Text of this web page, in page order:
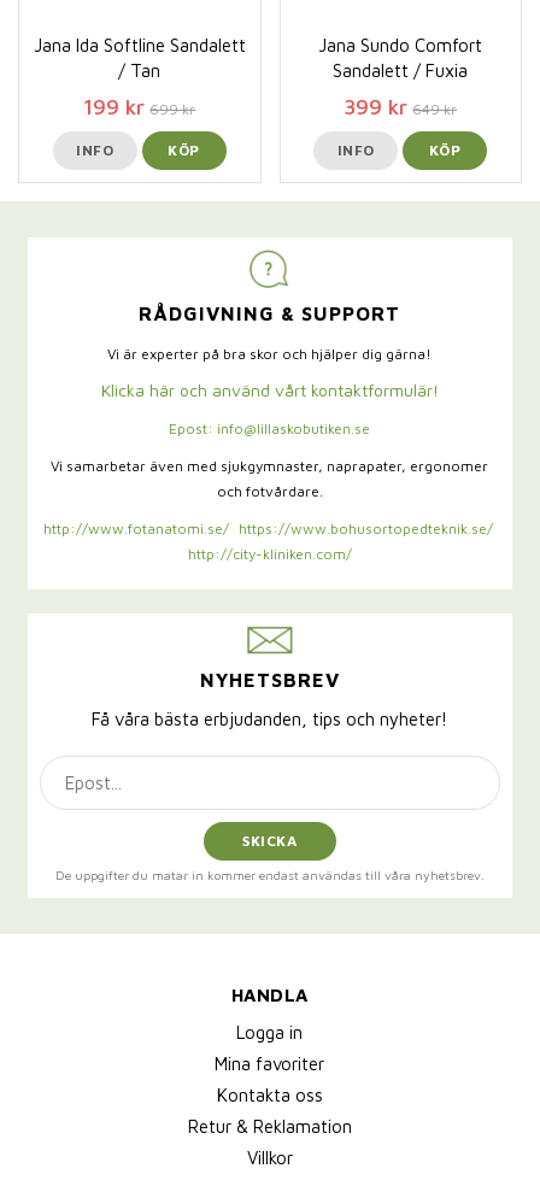
Jana Ida Softline Sandalett
/ Tan
199 kr 699 kr
INFO KÖP
Jana Sundo Comfort
Sandalett / Fuxia
399 kr 649 kr
INFO KÖP
RÅDGIVNING & SUPPORT
Vi är experter på bra skor och hjälper dig gärna!
Klicka här och använd vårt kontaktformulär!
Epost: info@lillaskobutiken.se
Vi samarbetar även med sjukgymnaster, naprapater, ergonomer
och fotvårdare.
http://www.fotanatomi.se/
https://www.bohusortopedteknik.se/
http://city-kliniken.com/
NYHETSBREV
Få våra bästa erbjudanden, tips och nyheter!
SKICKA
De uppgifter du matar in kommer endast användas till våra nyhetsbrev.
HANDLA
Logga in
Mina favoriter
Kontakta oss
Retur & Reklamation
Villkor